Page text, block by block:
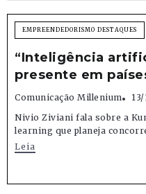
EMPREENDEDORISMO DESTAQUES
“Inteligência
presente em
Comunicação Millenium
Nivio Ziviani fala sobre a
learning que planeja
Leia